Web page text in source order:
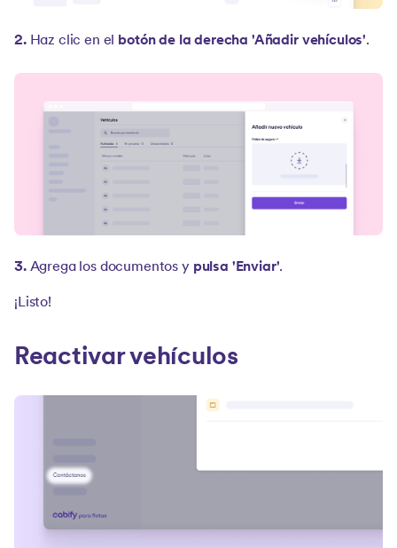
2.Haz clic en el botón de la derecha 'Añadir vehículos'.
3.Agrega los documentos y pulsa 'Enviar'.
¡Listo!
Reactivar vehículos